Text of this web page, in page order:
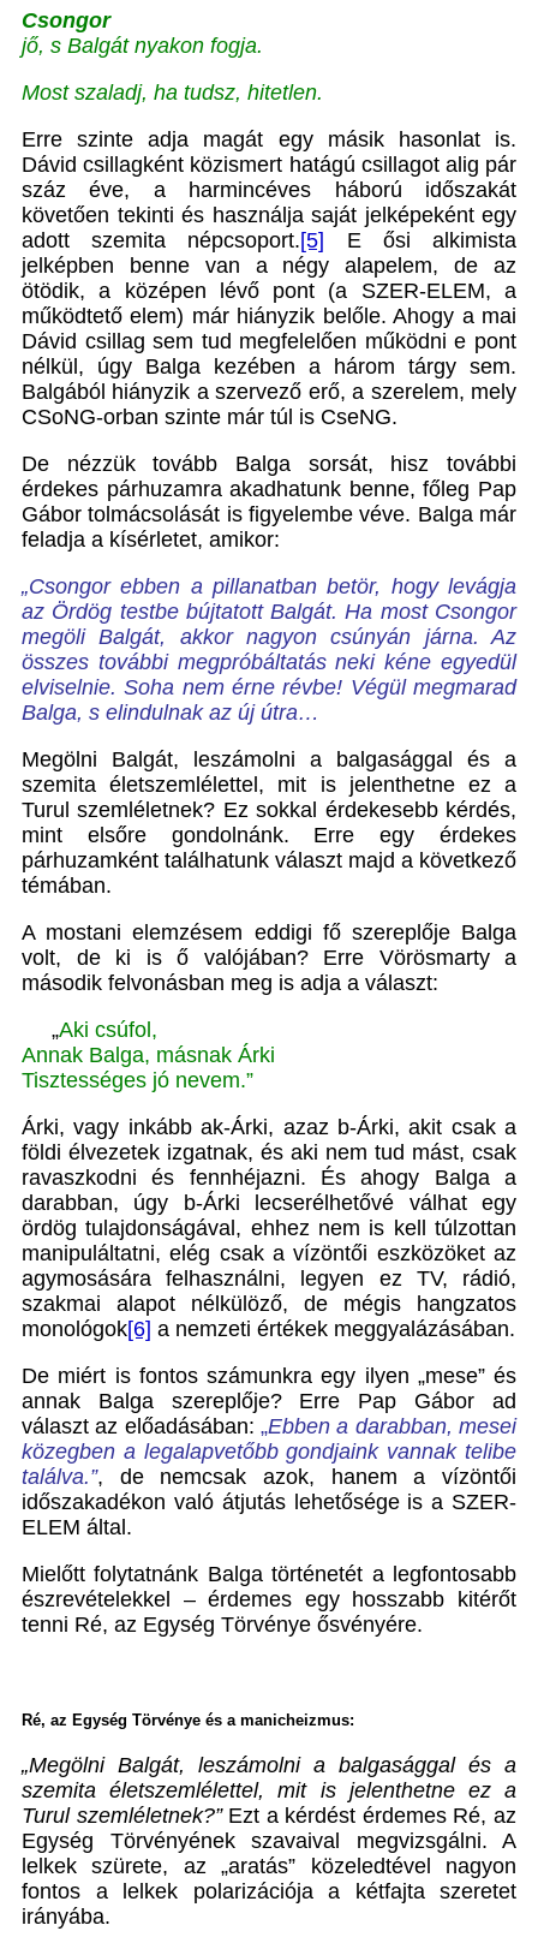
Csongor
jő, s Balgát nyakon fogja.
Most szaladj, ha tudsz, hitetlen.
Erre szinte adja magát egy másik hasonlat is.
Dávid csillagként közismert hatágú csillagot alig pár
száz éve, a harmincéves háború időszakát
követően tekinti és használja saját jelképeként egy
adott szemita népcsoport.[5]
E ősi alkimista
jelképben benne van a négy alapelem, de az
ötödik, a középen lévő pont (a SZER-ELEM, a
működtető elem) már hiányzik belőle. Ahogy a mai
Dávid csillag sem tud megfelelően működni e pont
nélkül, úgy Balga kezében a három tárgy sem.
Balgából hiányzik a szervező erő, a szerelem, mely
CSoNG-orban szinte már túl is CseNG.
De nézzük tovább Balga sorsát, hisz további
érdekes párhuzamra akadhatunk benne, főleg Pap
Gábor tolmácsolását is figyelembe véve. Balga már
feladja a kísérletet, amikor:
„Csongor ebben a pillanatban betör, hogy levágja
az Ördög testbe bújtatott Balgát. Ha most Csongor
megöli Balgát, akkor nagyon csúnyán járna. Az
összes további megpróbáltatás neki kéne egyedül
elviselnie. Soha nem érne révbe! Végül megmarad
Balga, s elindulnak az új útra…
Megölni Balgát, leszámolni a balgasággal és a
szemita életszemlélettel, mit is jelenthetne ez a
Turul szemléletnek? Ez sokkal érdekesebb kérdés,
mint elsőre gondolnánk. Erre egy érdekes
párhuzamként találhatunk választ majd a következő
témában.
A mostani elemzésem eddigi fő szereplője Balga
volt, de ki is ő valójában? Erre Vörösmarty a
második felvonásban meg is adja a választ:
„Aki csúfol,
Annak Balga, másnak Árki
Tisztességes jó nevem.”
Árki, vagy inkább ak-Árki, azaz b-Árki, akit csak a
földi élvezetek izgatnak, és aki nem tud mást, csak
ravaszkodni és fennhéjazni. És ahogy Balga a
darabban, úgy b-Árki lecserélhetővé válhat egy
ördög tulajdonságával, ehhez nem is kell túlzottan
manipuláltatni, elég csak a vízöntői eszközöket az
agymosására felhasználni, legyen ez TV, rádió,
szakmai alapot nélkülöző, de mégis hangzatos
monológok[6] a nemzeti értékek meggyalázásában.
De miért is fontos számunkra egy ilyen „mese” és
annak Balga szereplője? Erre Pap Gábor ad
választ az előadásában: „Ebben a darabban, mesei
közegben a legalapvetőbb gondjaink vannak telibe
találva.”, de nemcsak azok, hanem a vízöntői
időszakadékon való átjutás lehetősége is a SZER-
ELEM által.
Mielőtt folytatnánk Balga történetét a legfontosabb
észrevételekkel – érdemes egy hosszabb kitérőt
tenni Ré, az Egység Törvénye ősvényére.
Ré, az Egység Törvénye és a manicheizmus:
„Megölni Balgát, leszámolni a balgasággal és a
szemita életszemlélettel, mit is jelenthetne ez a
Turul szemléletnek?”Ezt a kérdést érdemes Ré, az
Egység Törvényének szavaival megvizsgálni. A
lelkek szürete, az „aratás” közeledtével nagyon
fontos a lelkek polarizációja a kétfajta szeretet
irányába.